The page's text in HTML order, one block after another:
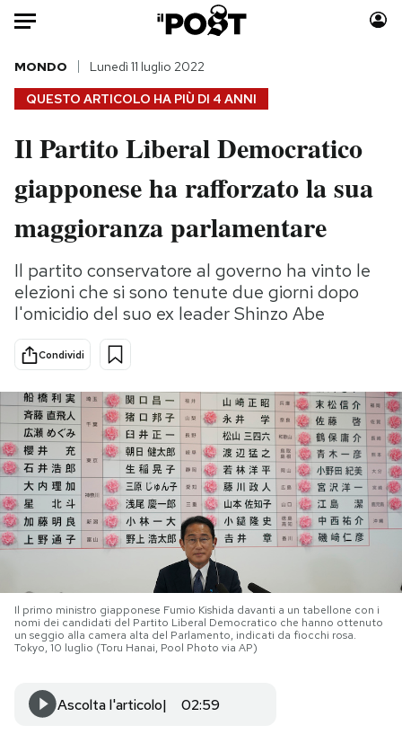
HOME
Italia
Politica
Tecnologia
Scienza
Cultura
Sport
Moda
Consumismi
Storie/Idee
Media
Europa
PODCAST
NEWSLETTER
SHOP
QUESTO ARTICOLO HA PIÙ DI 4 ANNI
MONDO Lunedì 11 luglio 2022
Il Partito Liberal Democratico
giapponese ha rafforzato la sua
maggioranza parlamentare
Il partito conservatore al governo ha vinto le
elezioni che si sono tenute due giorni dopo
l'omicidio del suo ex leader Shinzo Abe
Condividi
Il primo ministro giapponese Fumio Kishida davanti a un tabellone con i
nomi dei candidati del Partito Liberal Democratico che hanno ottenuto
un seggio alla camera alta del Parlamento, indicati da fiocchi rosa.
Tokyo, 10 luglio (Toru Hanai, Pool Photo via AP)
Ascolta l'articolo 02:59